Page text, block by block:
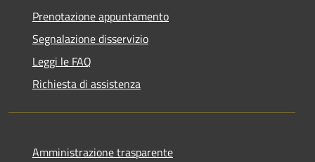
Prenotazione appuntamento
Segnalazione disservizio
Leggi le FAQ
Richiesta di assistenza
Amministrazione trasparente